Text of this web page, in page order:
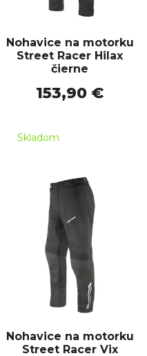
Nohavice na motorku
Street Racer Hilax
čierne
153,90 €
Skladom
Nohavice na motorku
Street Racer Vix